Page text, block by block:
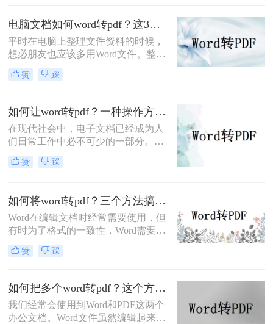
介绍两种方法把Word文档转换成
PDF。
电脑文档如何word转pdf？这3种方法值得你收藏！
平时在电脑上整理文件资料的时候，
想必朋友也应该多用Word文件。整理
好相应的数据后，很多朋友会把电脑
文档如何word转pdf，以方便传输和保
但是还是有很多朋友不知道Word转换
成PDF哪个工具好用。如果你不知
道，你不必太担心。今天，我想和大
家分享两个更好的转换工具。
赞 踩
如何让word转pdf？一种操作方法在线教学！
在现代社会中，电子文档已经成为人
们日常工作中必不可少的一部分。而
对于许多人来说，Word文档是常见的
电子文档格式之一。然而，有时我们
情况下，使用在线的Word转PDF工具
就成为一种便捷而高效的选择。下面
一起看看如何让word转pdf吧。
赞 踩
如何将word转pdf？三个方法搞定！
Word在编辑文档时经常需要使用，但
有时为了格式的一致性，Word需要转
换为PDF。转成PDF格式后也方便阅
读和打印等操作，所以很多时候我们
有很多职场新人不知道怎么转换的，
以下是如何将word转pdf文档的步骤。
希望能帮助到大家。
赞 踩
如何把多个word转pdf？这个方法了解一下！
我们经常会使用到Word和PDF这两个
办公文档。Word文件虽然编辑起来很